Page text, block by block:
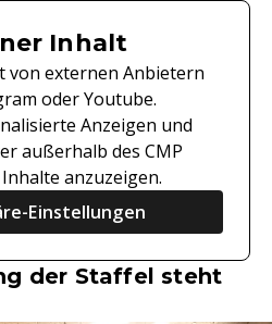
Inhalt
von externen Anbietern
oder Youtube.
Anzeigen und
außerhalb des CMP
anzuzeigen.
Einstellungen
der Staffel steht